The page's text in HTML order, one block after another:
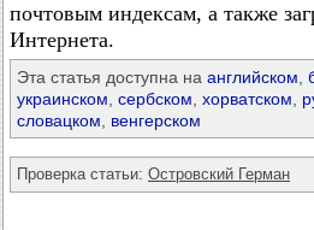
почтовым индексам, а также
Интернета.
Эта статья доступна на английском
украинском сербском хорватском
словацком
венгерском
Проверка статьи: Островский Герман